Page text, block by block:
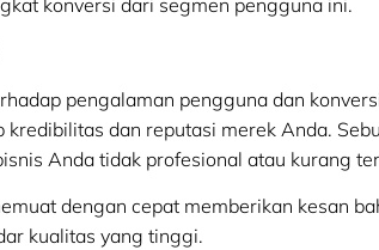
konversi dari segmen pengguna ini.
pengalaman pengguna dan
dan reputasi merek Anda.
Anda tidak profesional atau kurang
dengan cepat memberikan kesan
kualitas yang tinggi.